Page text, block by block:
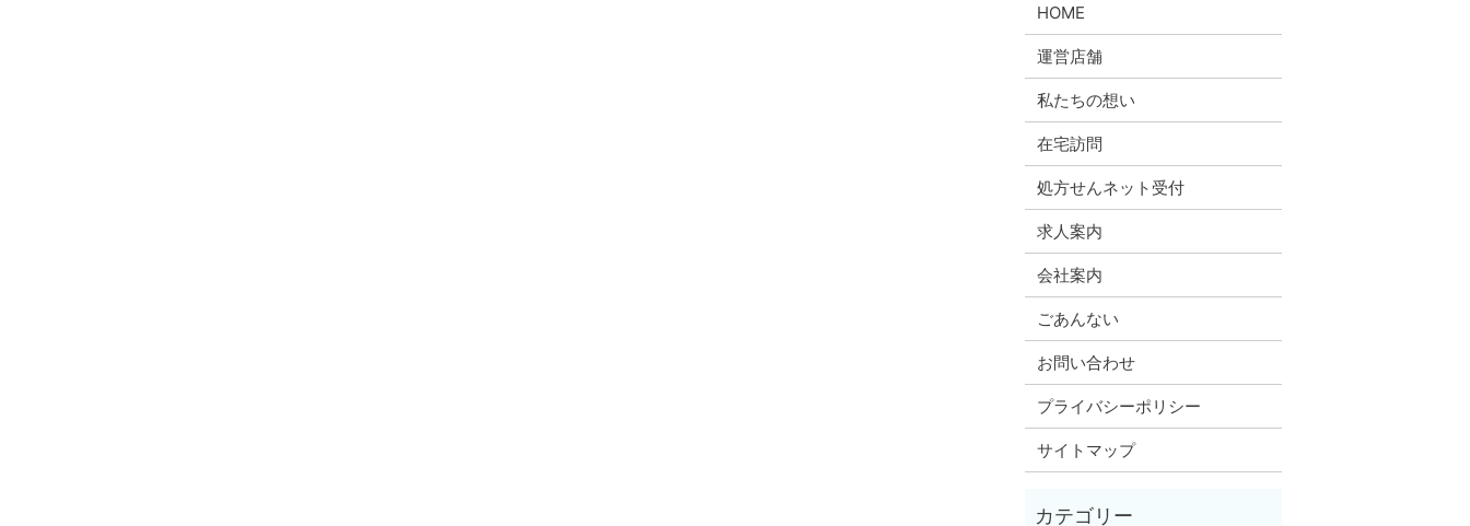
HOME
運営店舗
私たちの想い
在宅訪問
処方せんネット受付
求人案内
会社案内
ごあんない
お問い合わせ
プライバシーポリシー
サイトマップ